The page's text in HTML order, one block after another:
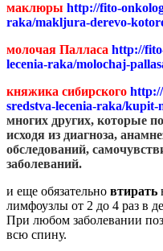
маклюры http://fito-
raka/makljura-derevo-
молочая Палласа http://
lecenia-raka/molochaj-
княжика сибирского
sredstva-lecenia-raka/
многих других, которые
исходя из диагноза,
обследований,
заболеваний.
и еще обязательно втирать
лимфоузлы от 2 до 4 раз в
При любом заболевании
всю спину.